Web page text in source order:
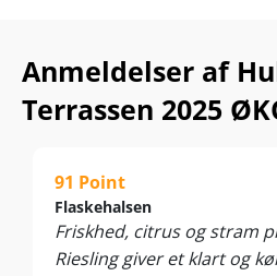
Hubers krystalrene hvidvin…
Nyd den til fisk og skaldyr, sushi,
Anmeldelser af
Terrassen 2025
91 Point
Flaskehalsen
Friskhed, citrus og stram
Riesling giver et klart og